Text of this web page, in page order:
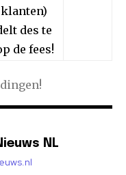
des te
de fees!
NL